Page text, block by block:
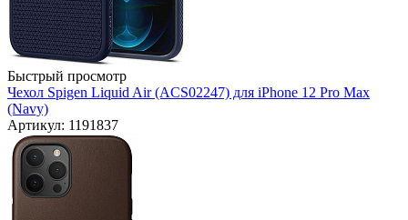
Быстрый просмотр
Чехол Spigen Liquid Air (ACS02247) для iPhone 12 Pro Max
(Navy)
Артикул: 1191837